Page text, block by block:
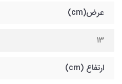
عرض(cm)
13
ارتفاع (cm)